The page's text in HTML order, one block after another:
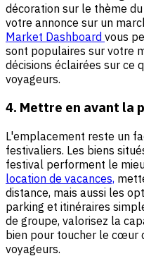
décoration sur le thème
votre annonce sur un
Market Dashboard vous
sont populaires sur votre
décisions éclairées sur ce
voyageurs.
4. Mettre en avant la
L'emplacement reste un
festivaliers. Les biens
festival performent le
location de vacances,
distance, mais aussi les
parking et itinéraires
de groupe, valorisez la
bien pour toucher le cœur
voyageurs.